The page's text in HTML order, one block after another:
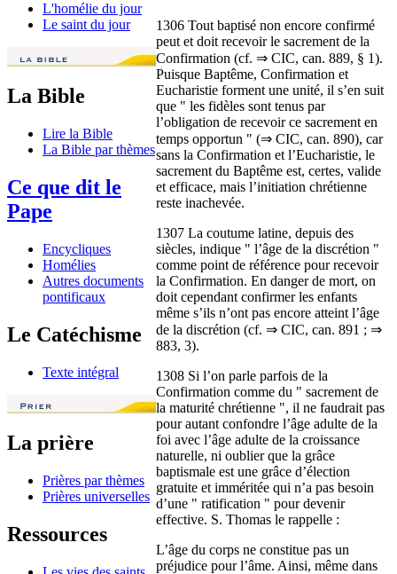
L'homélie du jour
Le saint du jour
La Bible
Lire la Bible
La Bible par thèmes
Ce que dit le
Pape
Encycliques
Homélies
Autres documents
pontificaux
Le Catéchisme
Texte intégral
La prière
Prières par thèmes
Prières universelles
Ressources
1306 Tout baptisé non encore confirmé
peut et doit recevoir le sacrement de la
Confirmation (cf. ⇒ CIC, can. 889, § 1).
Puisque Baptême, Confirmation et
Eucharistie forment une unité, il s’en suit
que " les fidèles sont tenus par
l’obligation de recevoir ce sacrement en
temps opportun " (⇒ CIC, can. 890), car
sans la Confirmation et l’Eucharistie, le
sacrement du Baptême est, certes, valide
et efficace, mais l’initiation chrétienne
reste inachevée.
1307 La coutume latine, depuis des
siècles, indique " l’âge de la discrétion "
comme point de référence pour recevoir
la Confirmation. En danger de mort, on
doit cependant confirmer les enfants
même s’ils n’ont pas encore atteint l’âge
de la discrétion (cf. ⇒ CIC, can. 891 ; ⇒
883, 3).
1308 Si l’on parle parfois de la
Confirmation comme du " sacrement de
la maturité chrétienne ", il ne faudrait pas
pour autant confondre l’âge adulte de la
foi avec l’âge adulte de la croissance
naturelle, ni oublier que la grâce
baptismale est une grâce d’élection
gratuite et imméritée qui n’a pas besoin
d’une " ratification " pour devenir
effective. S. Thomas le rappelle :
L’âge du corps ne constitue pas un
préjudice pour l’âme. Ainsi, même dans